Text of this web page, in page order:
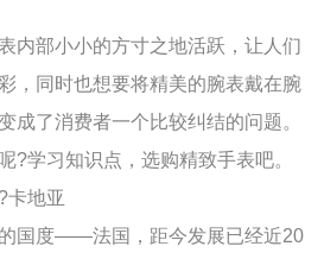
部小小的方寸之地活跃，让人们
，同时也想要将精美的腕表戴在腕
成了消费者一个比较纠结的问题。
?学习知识点，选购精致手表吧。
地亚
度——法国，距今发展已经近20